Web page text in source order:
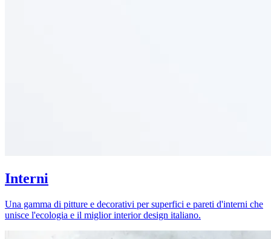
Interni
Una gamma di pitture e decorativi per superfici e pareti d'interni che
unisce l'ecologia e il miglior interior design italiano.